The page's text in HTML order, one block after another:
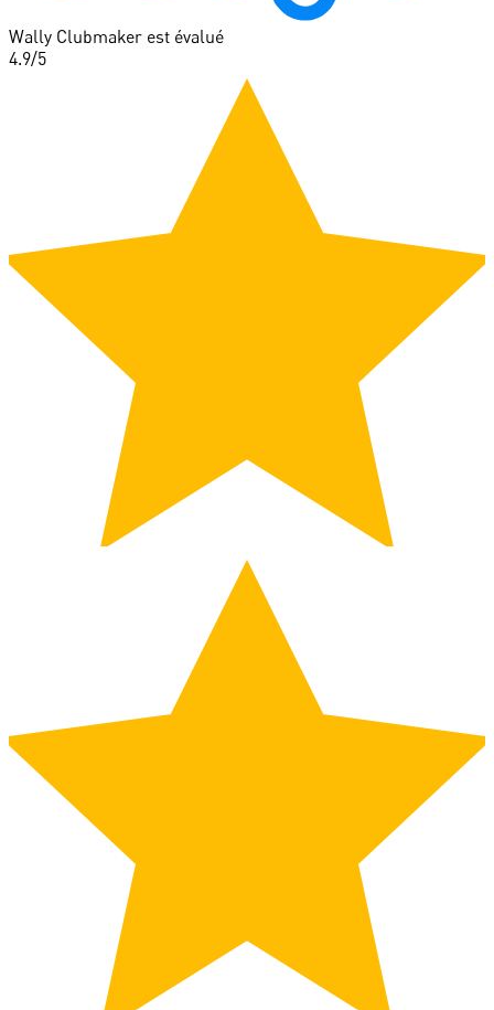
Wally Clubmaker est évalué
4.9/5